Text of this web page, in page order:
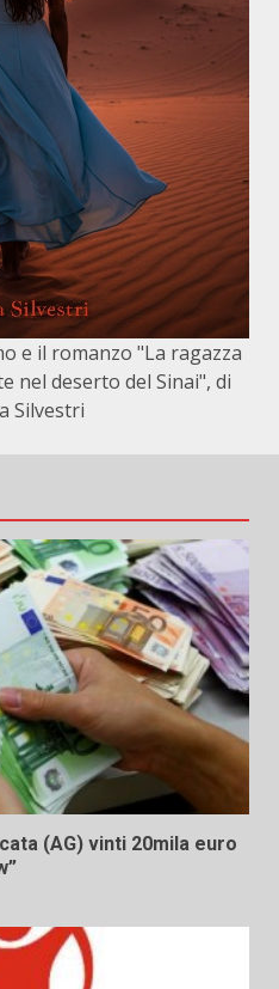
e il romanzo "La ragazza
nel deserto del Sinai", di
Silvestri
(AG) vinti 20mila euro